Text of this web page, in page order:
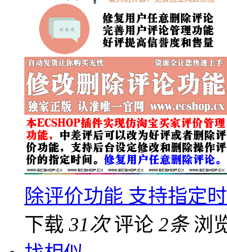
除评价功能 支持指定
下载 31次 评论 2条 浏